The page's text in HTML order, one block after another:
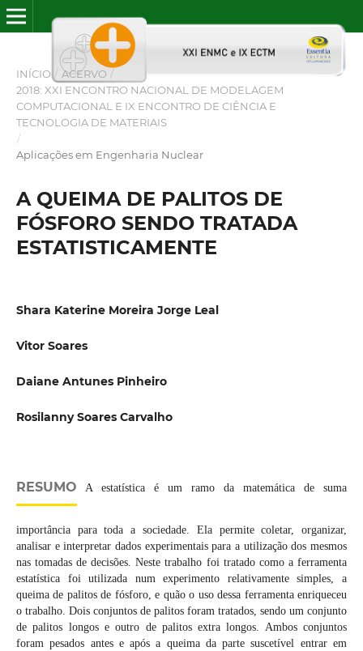
INÍCIO / ACERVO /
2018: XXI ENCONTRO NACIONAL DE MODELAGEM
COMPUTACIONAL E IX ENCONTRO DE CIÊNCIA E
TECNOLOGIA DE MATERIAIS
/
Aplicações em Engenharia Nuclear
A QUEIMA DE PALITOS DE
FÓSFORO SENDO TRATADA
ESTATISTICAMENTE
Shara Katerine Moreira Jorge Leal
Vitor Soares
Daiane Antunes Pinheiro
Rosilanny Soares Carvalho
RESUMO A estatística é um ramo da matemática de suma
importância para toda a sociedade. Ela permite coletar, organizar,
analisar e interpretar dados experimentais para a utilização dos mesmos
nas tomadas de decisões. Neste trabalho foi tratado como a ferramenta
estatística foi utilizada num experimento relativamente simples, a
queima de palitos de fósforo, e quão o uso dessa ferramenta enriqueceu
o trabalho. Dois conjuntos de palitos foram tratados, sendo um conjunto
de palitos longos e outro de palitos extra longos. Ambos conjuntos
foram pesados antes e após a queima da parte suscetível entrar em